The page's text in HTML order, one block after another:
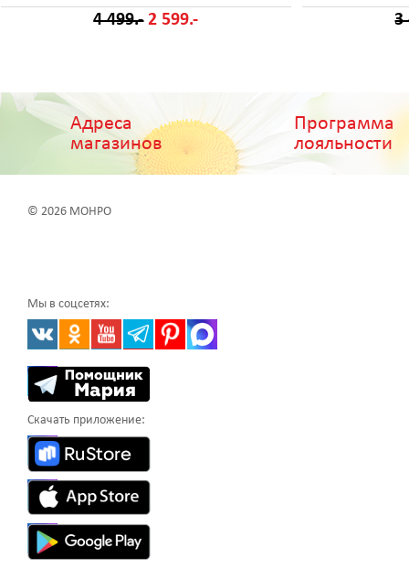
4 499.- 2 599.- 3
Адреса
магазинов
Программа
лояльности
© 2026 МОНРО
Мы в соцсетях:
Скачать приложение: